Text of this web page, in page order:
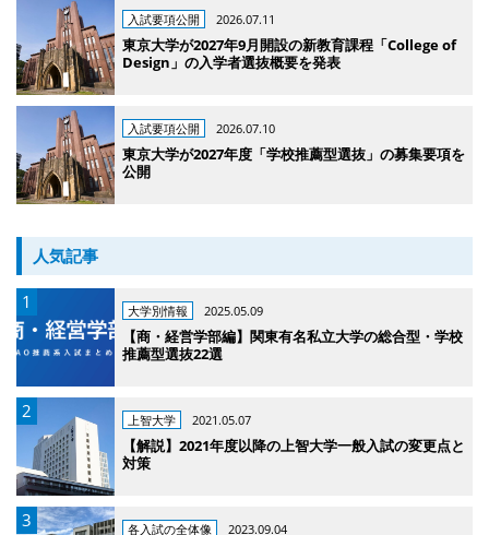
入試要項公開 2026.07.11
東京大学が2027年9月開設の新教育課程「College of
Design」の入学者選抜概要を発表
入試要項公開 2026.07.10
東京大学が2027年度「学校推薦型選抜」の募集要項を
公開
人気記事
大学別情報 2025.05.09
【商・経営学部編】関東有名私立大学の総合型・学校
推薦型選抜22選
上智大学 2021.05.07
【解説】2021年度以降の上智大学一般入試の変更点と
対策
各入試の全体像 2023.09.04